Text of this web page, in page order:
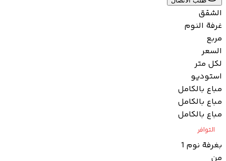
الشقق
غرفة النوم
مربع
السعر
لكل متر
استوديو
مباع بالكامل
مباع بالكامل
مباع بالكامل
التوافر
بغرفة نوم 1
من